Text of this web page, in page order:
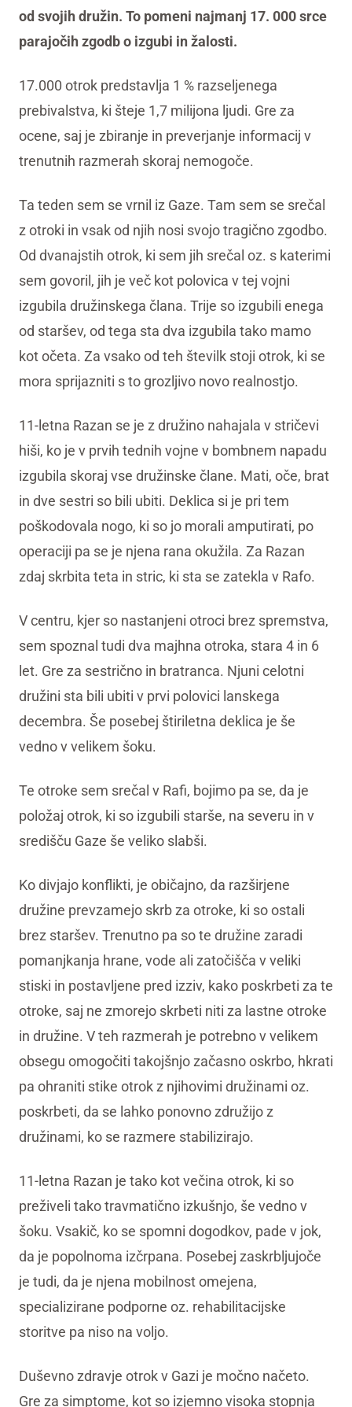
od svojih družin. To pomeni najmanj 17. 000 srce
parajočih zgodb o izgubi in žalosti.
17.000 otrok predstavlja 1 % razseljenega
prebivalstva, ki šteje 1,7 milijona ljudi. Gre za
ocene, saj je zbiranje in preverjanje informacij v
trenutnih razmerah skoraj nemogoče.
Ta teden sem se vrnil iz Gaze. Tam sem se srečal
z otroki in vsak od njih nosi svojo tragično zgodbo.
Od dvanajstih otrok, ki sem jih srečal oz. s katerimi
sem govoril, jih je več kot polovica v tej vojni
izgubila družinskega člana. Trije so izgubili enega
od staršev, od tega sta dva izgubila tako mamo
kot očeta. Za vsako od teh številk stoji otrok, ki se
mora sprijazniti s to grozljivo novo realnostjo.
11-letna Razan se je z družino nahajala v stričevi
hiši, ko je v prvih tednih vojne v bombnem napadu
izgubila skoraj vse družinske člane. Mati, oče, brat
in dve sestri so bili ubiti. Deklica si je pri tem
poškodovala nogo, ki so jo morali amputirati, po
operaciji pa se je njena rana okužila. Za Razan
zdaj skrbita teta in stric, ki sta se zatekla v Rafo.
V centru, kjer so nastanjeni otroci brez spremstva,
sem spoznal tudi dva majhna otroka, stara 4 in 6
let. Gre za sestrično in bratranca. Njuni celotni
družini sta bili ubiti v prvi polovici lanskega
decembra. Še posebej štiriletna deklica je še
vedno v velikem šoku.
Te otroke sem srečal v Rafi, bojimo pa se, da je
položaj otrok, ki so izgubili starše, na severu in v
središču Gaze še veliko slabši.
Ko divjajo konflikti, je običajno, da razširjene
družine prevzamejo skrb za otroke, ki so ostali
brez staršev. Trenutno pa so te družine zaradi
pomanjkanja hrane, vode ali zatočišča v veliki
stiski in postavljene pred izziv, kako poskrbeti za te
otroke, saj ne zmorejo skrbeti niti za lastne otroke
in družine. V teh razmerah je potrebno v velikem
obsegu omogočiti takojšnjo začasno oskrbo, hkrati
pa ohraniti stike otrok z njihovimi družinami oz.
poskrbeti, da se lahko ponovno združijo z
družinami, ko se razmere stabilizirajo.
11-letna Razan je tako kot večina otrok, ki so
preživeli tako travmatično izkušnjo, še vedno v
šoku. Vsakič, ko se spomni dogodkov, pade v jok,
da je popolnoma izčrpana. Posebej zaskrbljujoče
je tudi, da je njena mobilnost omejena,
specializirane podporne oz. rehabilitacijske
storitve pa niso na voljo.
Duševno zdravje otrok v Gazi je močno načeto.
Gre za simptome, kot so izjemno visoka stopnja